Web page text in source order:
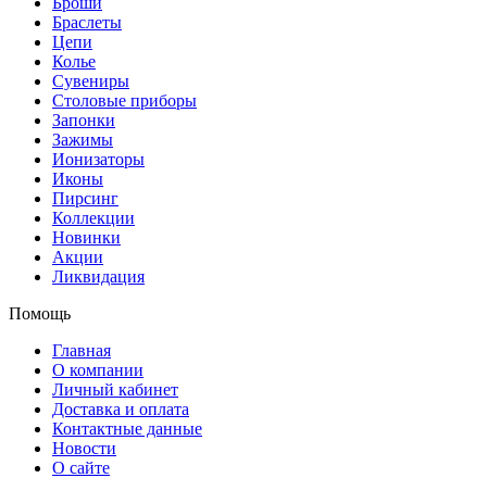
Браслеты
Цепи
Колье
Сувениры
Столовые приборы
Запонки
Зажимы
Ионизаторы
Иконы
Пирсинг
Коллекции
Новинки
Акции
Ликвидация
Помощь
Главная
О компании
Личный кабинет
Доставка и оплата
Контактные данные
Новости
О сайте